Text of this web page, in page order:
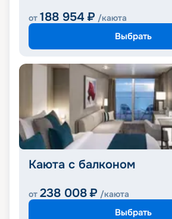
от 188 954 ₽ /каюта
Выбрать
Каюта с балконом
от 238 008 ₽ /каюта
Выбрать